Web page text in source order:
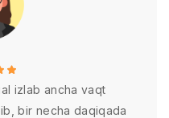
izlab ancha vaqt
bir necha daqiqada